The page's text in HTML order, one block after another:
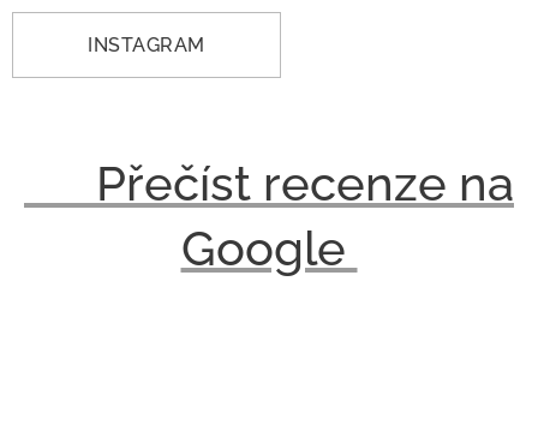
INSTAGRAM
⭐ Přečíst recenze na
Google